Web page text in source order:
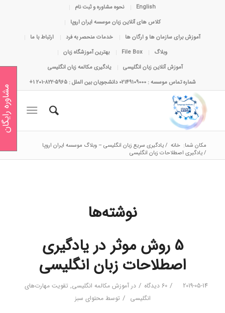
English
نحوه مشاوره و ثبت نام
کلاس های آنلاین زبان موسسه ایران اروپا
آموزش برای سازمان ها و ارگان ها
خدمات منحصر به فرد
ارتباط با ما
وبلاگ
File Box
بهترین آموزشگاه زبان
آموزش آنلاین زبان انگلیسی
یادگیری مکالمه زبان انگلیسی
شماره تماس موسسه : 02149109000 دانشجویان بین الملل : 5965-822-201 1+
مکان شما: خانه / یادگیری سریع زبان انگلیسی – وبلاگ موسسه ایران اروپا
/ یادگیری اصطلاحات زبان انگلیسی
نوشته‌ها
5 روش موثر در یادگیری
اصطلاحات زبان انگلیسی
2019-05-14
/ 60 دیدگاه / در آموزش مکالمه انگلیسی, تقویت مهارت‌های
انگلیسی / توسطمحتوای سبز